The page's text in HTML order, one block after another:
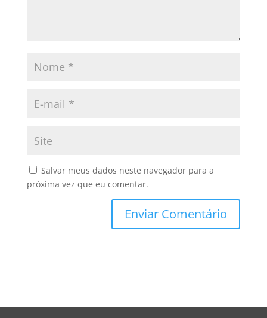
Salvar meus dados neste navegador para a
próxima vez que eu comentar.